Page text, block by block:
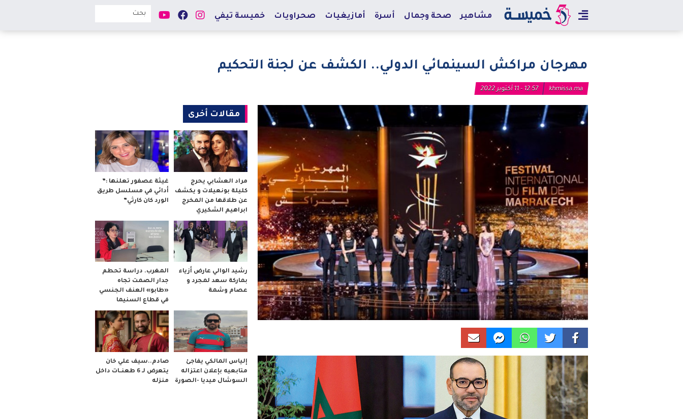
مشاهير صحة وجمال أسرة أمازيغيات صحراويات خميسة تيفي
مهرجان مراكش السينمائي الدولي.. الكشف عن لجنة التحكيم
khmissa.ma 12:57 - 11 أكتوبر 2022
مقالات أخرى
مراد العشابي يحرج
كليلة بونعيلات و يكشف
عن طلاقها من المخرج
ابراهيم الشكيري
غيثة عصفور تعلنها :”
أدائي في مسلسل طريق
الورد كان كارثي”
رشيد الوالي عارض أزياء
بماركة سعد لمجرد و
عصام وشمة
المغرب. دراسة تحطم
جدار الصمت تجاه
«طابو» العنف الجنسي
في قطاع السنيما
إلياس المالكي يفاجئ
متابعيه بإعلان اعتزاله
السوشال ميديا -الصورة
صادم..سيف علي خان
يتعرض لـ 6 طعنــات داخل
منزله